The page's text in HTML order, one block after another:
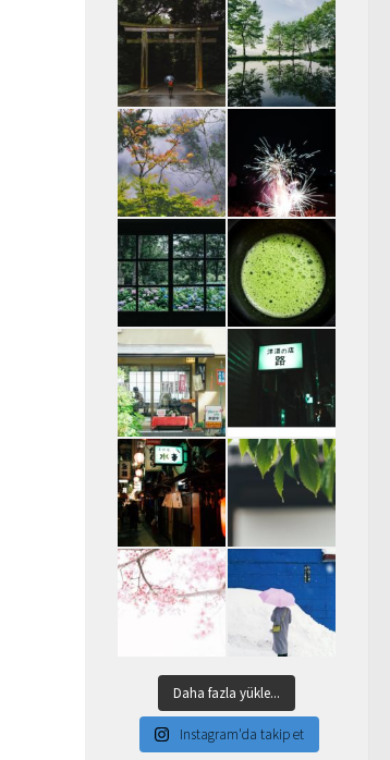
Daha fazla yükle...
Instagram'da takip et